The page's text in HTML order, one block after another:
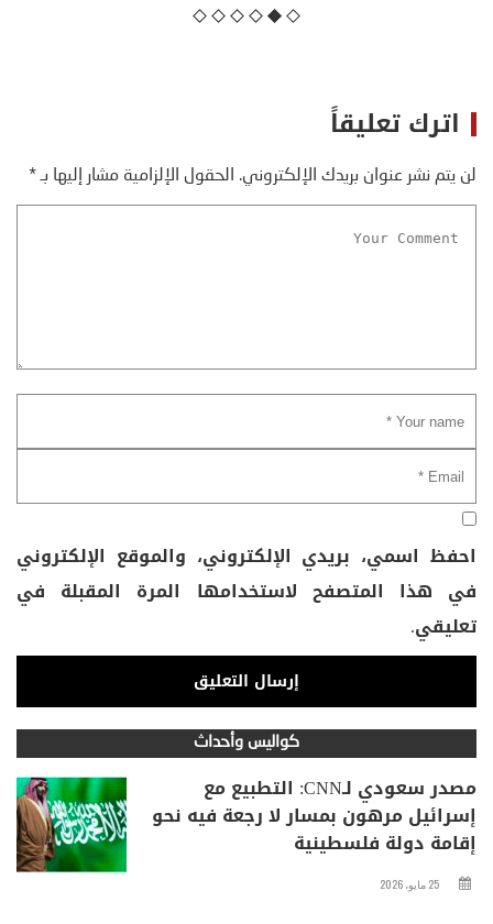
اترك تعليقاً
لن يتم نشر عنوان بريدك الإلكتروني. الحقول الإلزامية مشار إليها بـ*
احفظ اسمي، بريدي الإلكتروني، والموقع الإلكتروني
في هذا المتصفح لاستخدامها المرة المقبلة في
تعليقي.
كواليس وأحداث
مصدر سعودي لـCNN: التطبيع مع
إسرائيل مرهون بمسار لا رجعة فيه نحو
إقامة دولة فلسطينية
25 مايو، 2026